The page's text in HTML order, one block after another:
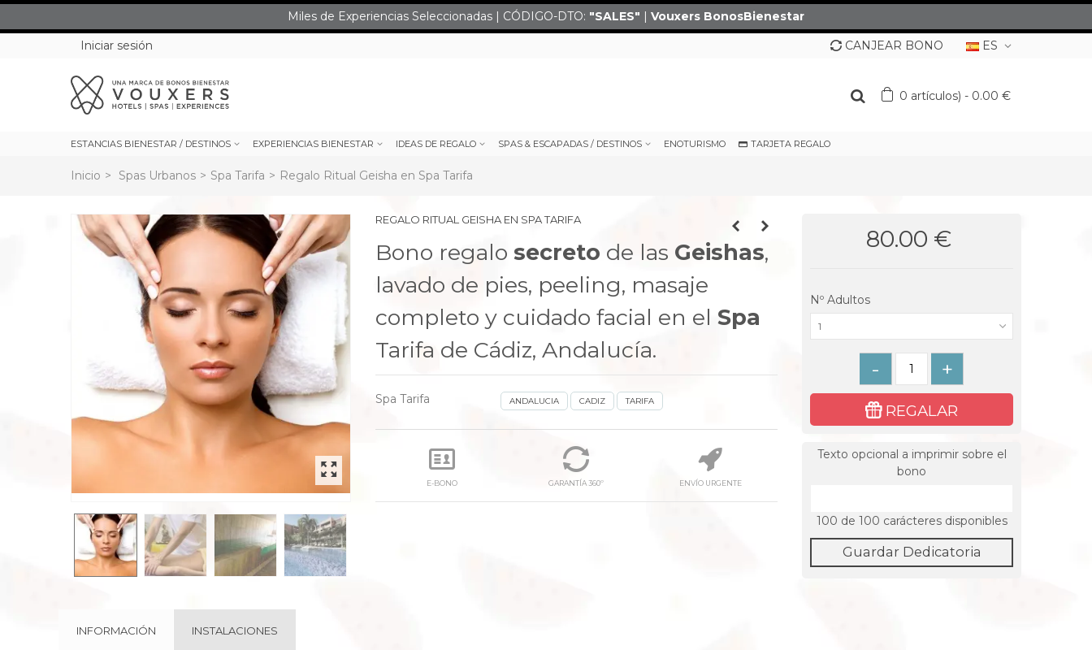
Miles de Experiencias Seleccionadas | CÓDIGO-DTO: "SALES" | Vouxers BonosBienestar
Iniciar sesión
ES
CANJEAR BONO
0 artículos) - 0.00 €
ESTANCIAS BIENESTAR / DESTINOS EXPERIENCIAS BIENESTAR IDEAS DE REGALO SPAS & ESCAPADAS / DESTINOS ENOTURISMO TARJETA REGALO
Inicio > Spas Urbanos > Spa Tarifa > Regalo Ritual Geisha en Spa Tarifa
next
REGALO RITUAL GEISHA EN SPA TARIFA
Bono regalo secreto de las Geishas,
lavado de pies, peeling, masaje
completo y cuidado facial en el Spa
Tarifa de Cádiz, Andalucía.
Spa Tarifa ANDALUCIA CADIZ TARIFA
E-BONO GARANTÍA 360º ENVÍO URGENTE
80.00 €
Nº Adultos
1
- +
REGALAR
Texto opcional a imprimir sobre el
bono
100 de 100 carácteres disponibles
Guardar Dedicatoria
INFORMACIÓN INSTALACIONES